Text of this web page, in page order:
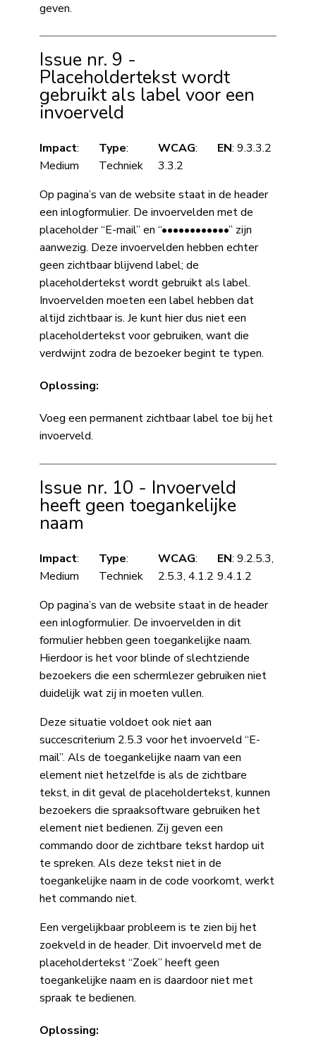
geven.
Issue nr. 9 -
Placeholdertekst wordt
gebruikt als label voor een
invoerveld
Impact:
Medium
Type:
Techniek
WCAG:
3.3.2
EN: 9.3.3.2
Op pagina’s van de website staat in de header
een inlogformulier. De invoervelden met de
placeholder “E-mail” en “••••••••••••” zijn
aanwezig. Deze invoervelden hebben echter
geen zichtbaar blijvend label; de
placeholdertekst wordt gebruikt als label.
Invoervelden moeten een label hebben dat
altijd zichtbaar is. Je kunt hier dus niet een
placeholdertekst voor gebruiken, want die
verdwijnt zodra de bezoeker begint te typen.
Oplossing:
Voeg een permanent zichtbaar label toe bij het
invoerveld.
Issue nr. 10 - Invoerveld
heeft geen toegankelijke
naam
Impact:
Medium
Type:
Techniek
WCAG:
2.5.3, 4.1.2
EN: 9.2.5.3,
9.4.1.2
Op pagina’s van de website staat in de header
een inlogformulier. De invoervelden in dit
formulier hebben geen toegankelijke naam.
Hierdoor is het voor blinde of slechtziende
bezoekers die een schermlezer gebruiken niet
duidelijk wat zij in moeten vullen.
Deze situatie voldoet ook niet aan
succescriterium 2.5.3 voor het invoerveld “E-
mail”. Als de toegankelijke naam van een
element niet hetzelfde is als de zichtbare
tekst, in dit geval de placeholdertekst, kunnen
bezoekers die spraaksoftware gebruiken het
element niet bedienen. Zij geven een
commando door de zichtbare tekst hardop uit
te spreken. Als deze tekst niet in de
toegankelijke naam in de code voorkomt, werkt
het commando niet.
Een vergelijkbaar probleem is te zien bij het
zoekveld in de header. Dit invoerveld met de
placeholdertekst “Zoek” heeft geen
toegankelijke naam en is daardoor niet met
spraak te bedienen.
Oplossing: